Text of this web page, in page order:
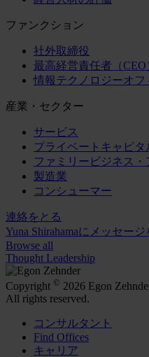
ファンクション
社外取締役
最高経営責任者（CEO
情報テクノロジーオフ
産業・セクター
サービス
プライベートキャピタ
ファミリービジネス
製造業
コンシューマー
連絡をとる
Yuna Shirahamaにメッセージ
Browse all
Thought Leadership
Copyright © 2026 Egon
All rights reserved.
コンサルタント
Find Offices
キャリア